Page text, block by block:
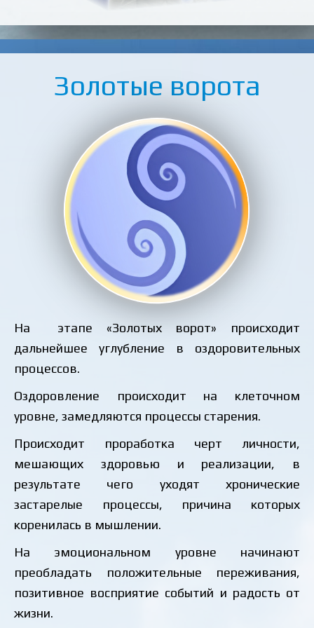
i
o
u
s
Золотые ворота
На этапе «Золотых ворот» происходит
дальнейшее углубление в оздоровительных
процессов.
Оздоровление происходит на клеточном
уровне, замедляются процессы старения.
Происходит проработка черт личности,
мешающих здоровью и реализации, в
результате чего уходят хронические
застарелые процессы, причина которых
коренилась в мышлении.
На эмоциональном уровне начинают
преобладать положительные переживания,
позитивное восприятие событий и радость от
жизни.